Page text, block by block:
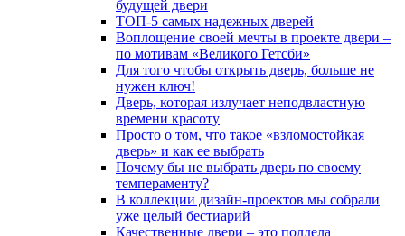
будущей двери
ТОП-5 самых надежных дверей
Воплощение своей мечты в проекте двери –
по мотивам «Великого Гетсби»
Для того чтобы открыть дверь, больше не
нужен ключ!
Дверь, которая излучает неподвластную
времени красоту
Просто о том, что такое «взломостойкая
дверь» и как ее выбрать
Почему бы не выбрать дверь по своему
темпераменту?
В коллекции дизайн-проектов мы собрали
уже целый бестиарий
Качественные двери – это полдела